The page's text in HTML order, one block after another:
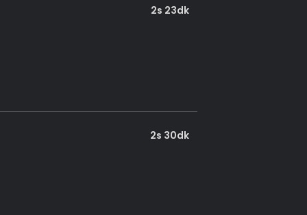
2s 23dk
2s 30dk